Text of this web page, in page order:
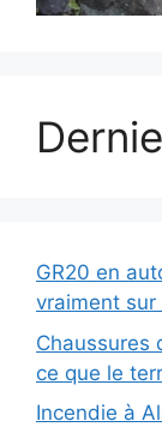
GR20 en
vraiment sur
Chaussures
ce que le
Incendie à